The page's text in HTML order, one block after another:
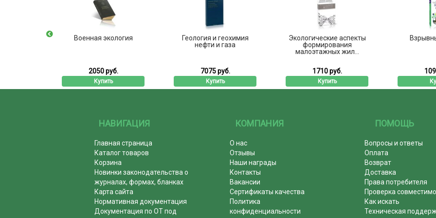
Военная экология
2050 руб.
Купить
Геология и геохимия
нефти и газа
7075 руб.
Купить
Экологические аспекты
формирования
малоэтажных жил...
1710 руб.
Купить
НАВИГАЦИЯ
Главная страница
Каталог товаров
Корзина
Новинки законодательства о
журналах, формах, бланках
Карта сайта
Нормативная документация
Документация по ОТ под
КОМПАНИЯ
О нас
Отзывы
Наши награды
Контакты
Вакансии
Сертификаты качества
Политика
конфиденциальности
ПОМОЩЬ
Вопросы и ответы
Оплата
Возврат
Доставка
Права потребителя
Проверка
Как искать
Техническая